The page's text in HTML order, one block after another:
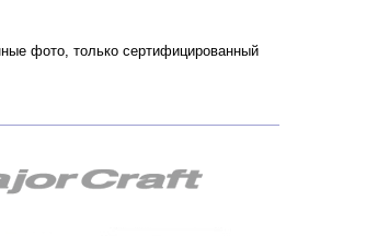
фото, только сертифицированный